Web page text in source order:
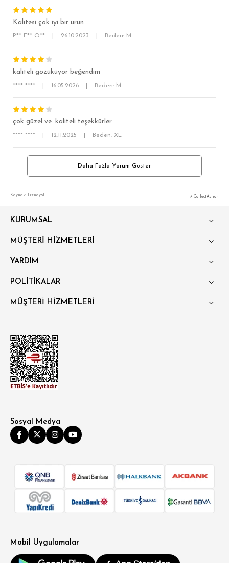
OVERSİZE
Kalitesi çok iyi bir ürün
P** E** O** 26.10.2023 Beden: M
kaliteli gözüküyor beğendim
**** **** 16.05.2026 Beden: M
çok güzel ve. kaliteli teşekkürler
**** **** 12.11.2025 Beden: XL
Daha Fazla Yorum Göster
Kaynak: Trendyol ⚡ CollectAction
KURUMSAL
MÜŞTERİ HİZMETLERİ
YARDIM
POLİTİKALAR
MÜŞTERİ HİZMETLERİ
Sosyal Medya
Mobil Uygulamalar